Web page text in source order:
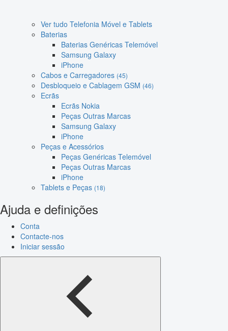
Ver tudo Telefonia Móvel e Tablets
Baterias
Baterias Genéricas Telemóvel
Samsung Galaxy
iPhone
Cabos e Carregadores (45)
Desbloqueio e Cablagem GSM (46)
Ecrãs
Ecrãs Nokia
Peças Outras Marcas
Samsung Galaxy
iPhone
Peças e Acessórios
Peças Genéricas Telemóvel
Peças Outras Marcas
iPhone
Tablets e Peças (18)
Ajuda e definições
Conta
Contacte-nos
Iniciar sessão